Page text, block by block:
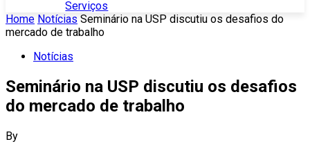
Home Notícias Seminário na USP discutiu os desafios do
mercado de trabalho
Notícias
Seminário na USP discutiu os desafios
do mercado de trabalho
By